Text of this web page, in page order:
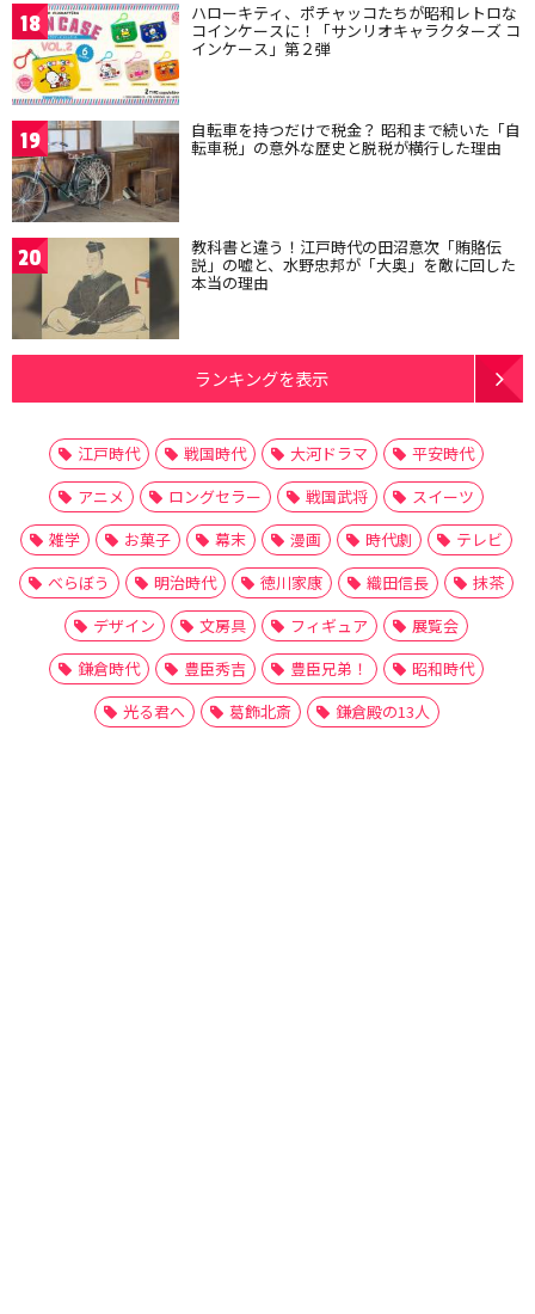
18 ハローキティ、ポチャッコたちが昭和レトロな
コインケースに！「サンリオキャラクターズ コ
インケース」第２弾
19 自転車を持つだけで税金？ 昭和まで続いた「自
転車税」の意外な歴史と脱税が横行した理由
20 教科書と違う！江戸時代の田沼意次「賄賂伝
説」の嘘と、水野忠邦が「大奥」を敵に回した
本当の理由
ランキングを表示
江戸時代 戦国時代 大河ドラマ
平安時代
アニメ
ロングセラー 戦国武将
スイーツ
雑学
お菓子 幕末 漫画 時代劇
テレビ
べらぼう
明治時代 徳川家康 織田信長
抹茶
デザイン
文房具 フィギュア
展覧会
鎌倉時代
豊臣秀吉 豊臣兄弟！
昭和時代
光る君へ
葛飾北斎 鎌倉殿の13人